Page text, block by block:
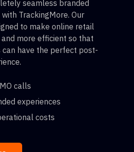
seamless branded
TrackingMore. Our
to make online retail
more efficient so that
can have the perfect post-
calls
experiences
costs